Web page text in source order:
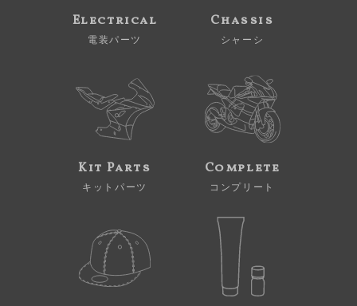
Electrical
電装パーツ
Chassis
シャーシ
Kit Parts
キットパーツ
Complete
コンプリート